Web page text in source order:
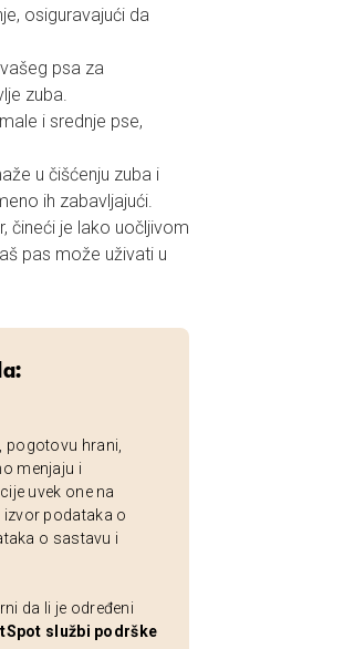
osiguravajući da
psa za
zuba.
i srednje pse,
u čišćenju zuba i
ih zabavljajući.
čineći je lako uočljivom
pas može uživati u
hrani,
menjaju i
uvek one na
podataka o
o sastavu i
da li je određeni
službi podrške